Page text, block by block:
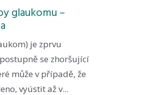
glaukomu –
je zprvu
se zhoršující
může v případě, že
vyústit až v...